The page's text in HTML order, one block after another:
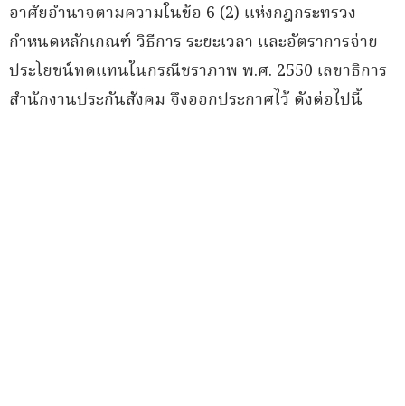
อาศัยอำนาจตามความในข้อ 6 (2) แห่งกฎกระทรวง
กำหนดหลักเกณฑ์ วิธีการ ระยะเวลา และอัตราการจ่าย
ประโยชน์ทดแทนในกรณีชราภาพ พ.ศ. 2550 เลขาธิการ
สำนักงานประกันสังคม จึงออกประกาศไว้ ดังต่อไปนี้